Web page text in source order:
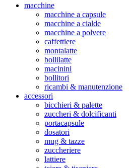
macchine
macchine a capsule
macchine a cialde
macchine a polvere
caffettiere
montalatte
bollilatte
macinini
bollitori
ricambi & manutenzione
accessori
bicchieri & palette
zuccheri & dolcificanti
portacapsule
dosatori
mug & tazze
zuccheriere
lattiere